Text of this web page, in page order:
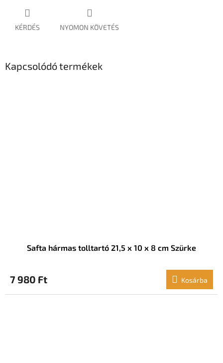
KÉRDÉS NYOMON KÖVETÉS
Kapcsolódó termékek
Safta hármas tolltartó 21,5 x 10 x 8 cm Szürke
7 980 Ft Kosárba